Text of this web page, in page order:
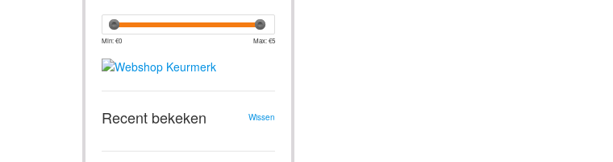
Min: €0 Max: €5
Recent bekeken Wissen